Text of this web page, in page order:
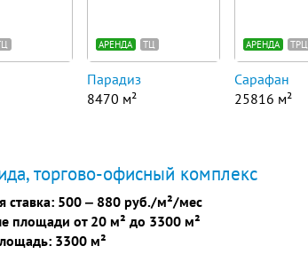
АРЕНДА ТЦ
Парадиз
8470 м²
АРЕНДА ТРЦ
Сарафан
25816 м²
торгово-офисный комплекс
ставка: 500 ‒ 880 руб./м²/мес
площади от 20 м² до 3300 м²
3300 м²